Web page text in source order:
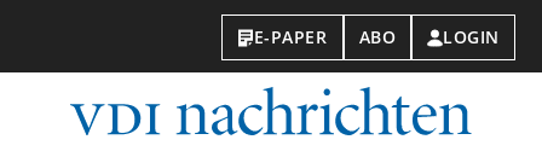
E-PAPER ABO LOGIN